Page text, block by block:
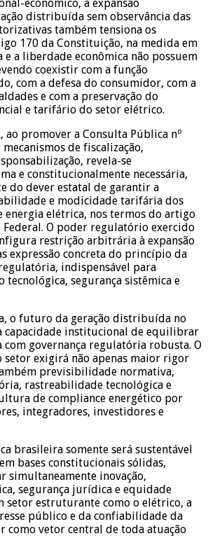
econômico, a expansão
distribuída sem observância das
também tensiona os
170 da Constituição, na medida em
a liberdade econômica não possuem
coexistir com a função
com a defesa do consumidor, com a
e com a preservação do
e tarifário do setor elétrico.
ao promover a Consulta Pública nº
de fiscalização,
revela-se
e constitucionalmente necessária,
do dever estatal de garantir a
e modicidade tarifária dos
energia elétrica, nos termos do artigo
Federal. O poder regulatório exercido
restrição arbitrária à expansão
expressão concreta do princípio da
indispensável para
tecnológica, segurança sistêmica e
o futuro da geração distribuída no
capacidade institucional de equilibrar
com governança regulatória robusta. O
setor exigirá não apenas maior rigor
previsibilidade normativa,
rastreabilidade tecnológica e
de compliance energético por
integradores, investidores e
brasileira somente será sustentável
bases constitucionais sólidas,
simultaneamente inovação,
segurança jurídica e equidade
setor estruturante como o elétrico, a
público e da confiabilidade da
como vetor central de toda atuação